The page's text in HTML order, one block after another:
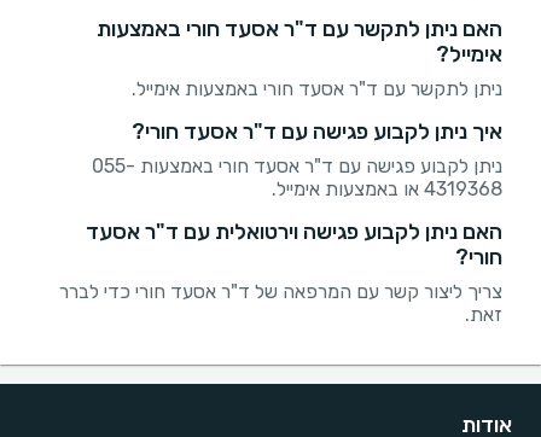
האם ניתן לתקשר עם ד"ר אסעד חורי באמצעות
אימייל?
ניתן לתקשר עם ד"ר אסעד חורי באמצעות אימייל.
איך ניתן לקבוע פגישה עם ד"ר אסעד חורי?
ניתן לקבוע פגישה עם ד"ר אסעד חורי באמצעות 055-
4319368 או באמצעות אימייל.
האם ניתן לקבוע פגישה וירטואלית עם ד"ר אסעד
חורי?
צריך ליצור קשר עם המרפאה של ד"ר אסעד חורי כדי לברר
זאת.
אודות